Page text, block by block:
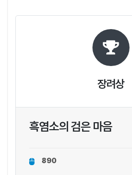
장려상
흑염소의 검은 마음
890